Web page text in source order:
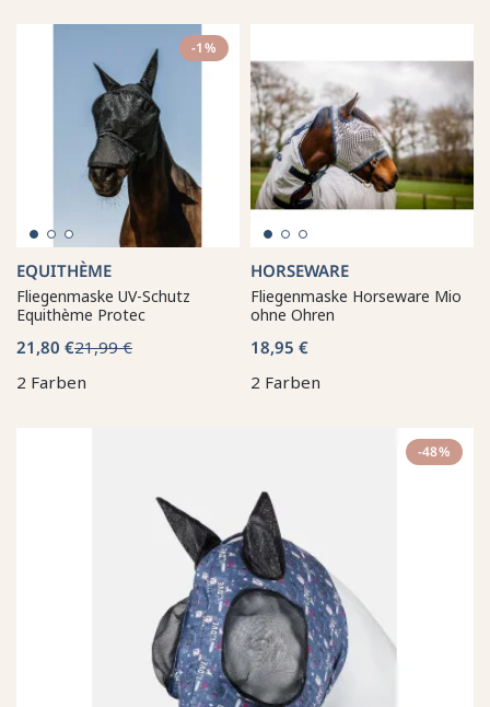
-1%
EQUITHÈME
Fliegenmaske UV-Schutz
Equithème Protec
21,80 €21,99 €
2 Farben
HORSEWARE
Fliegenmaske Horseware Mio
ohne Ohren
18,95 €
2 Farben
-48%